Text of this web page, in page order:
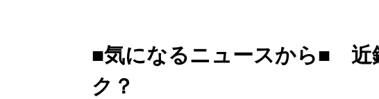
■気になるニュースから■ 近
ク？